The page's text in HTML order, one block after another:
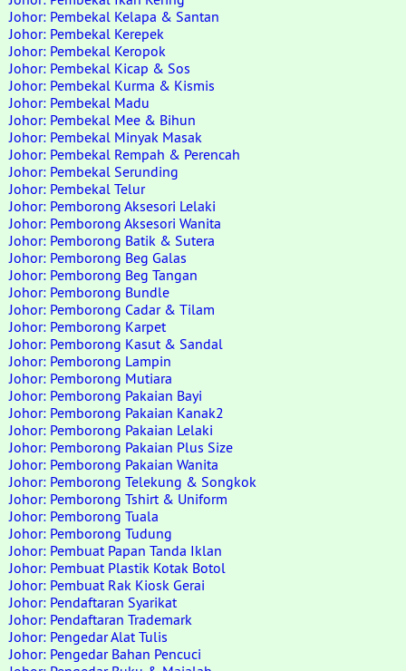
Johor: Pembekal Kelapa & Santan
Johor: Pembekal Kerepek
Johor: Pembekal Keropok
Johor: Pembekal Kicap & Sos
Johor: Pembekal Kurma & Kismis
Johor: Pembekal Madu
Johor: Pembekal Mee & Bihun
Johor: Pembekal Minyak Masak
Johor: Pembekal Rempah & Perencah
Johor: Pembekal Serunding
Johor: Pembekal Telur
Johor: Pemborong Aksesori Lelaki
Johor: Pemborong Aksesori Wanita
Johor: Pemborong Batik & Sutera
Johor: Pemborong Beg Galas
Johor: Pemborong Beg Tangan
Johor: Pemborong Bundle
Johor: Pemborong Cadar & Tilam
Johor: Pemborong Karpet
Johor: Pemborong Kasut & Sandal
Johor: Pemborong Lampin
Johor: Pemborong Mutiara
Johor: Pemborong Pakaian Bayi
Johor: Pemborong Pakaian Kanak2
Johor: Pemborong Pakaian Lelaki
Johor: Pemborong Pakaian Plus Size
Johor: Pemborong Pakaian Wanita
Johor: Pemborong Telekung & Songkok
Johor: Pemborong Tshirt & Uniform
Johor: Pemborong Tuala
Johor: Pemborong Tudung
Johor: Pembuat Papan Tanda Iklan
Johor: Pembuat Plastik Kotak Botol
Johor: Pembuat Rak Kiosk Gerai
Johor: Pendaftaran Syarikat
Johor: Pendaftaran Trademark
Johor: Pengedar Alat Tulis
Johor: Pengedar Bahan Pencuci